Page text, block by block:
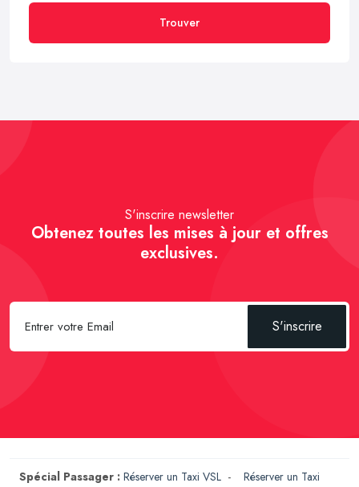
Trouver
S'inscrire newsletter
Obtenez toutes les mises à jour et offres
exclusives.
S'inscrire
Spécial Passager : Réserver un Taxi VSL - Réserver un Taxi